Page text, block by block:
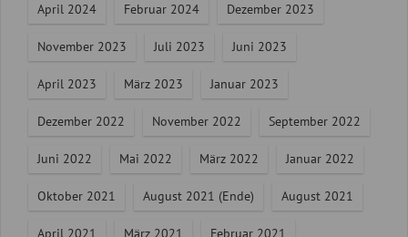
April 2024 Februar 2024 Dezember 2023
November 2023 Juli 2023 Juni 2023
April 2023 März 2023 Januar 2023
Dezember 2022 November 2022 September 2022
Juni 2022 Mai 2022 März 2022 Januar 2022
Oktober 2021 August 2021 (Ende) August 2021
April 2021 März 2021 Februar 2021